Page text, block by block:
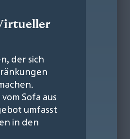
der sich
Sofa aus
umfasst
in den